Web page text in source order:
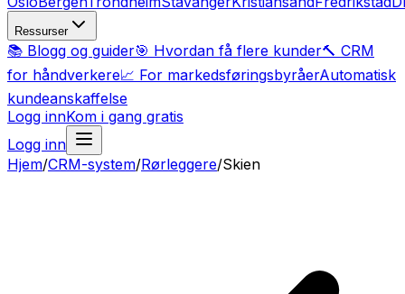
Ressurser
📚 Blogg og guider🎯 Hvordan få flere kunder🔨 CRM
for håndverkere📈 For markedsføringsbyråerAutomatisk
kundeanskaffelse
Logg innKom i gang gratis
Logg inn
Hjem/CRM-system/Rørleggere/Skien